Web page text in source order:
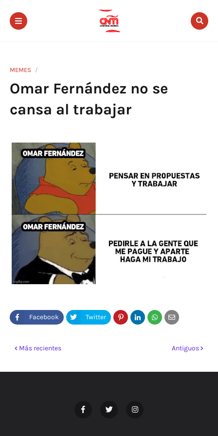
MEMES
Omar Fernández no se
cansa al trabajar
Más recientes Antiguos